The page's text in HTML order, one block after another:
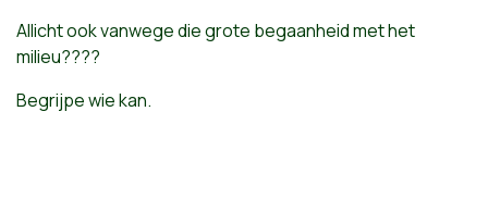
Allicht ook vanwege die grote begaanheid met het
milieu????
Begrijpe wie kan.